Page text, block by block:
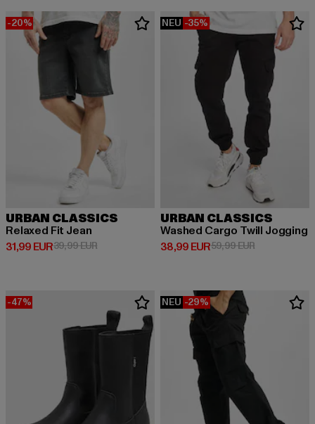
-20%
URBAN CLASSICS
Relaxed Fit Jean
31,99 EUR
Derzeitiger Preis: 31,99 EUR
39,99 EURAktionspreis: 39,99 EUR
NEU -35%
URBAN CLASSICS
Washed Cargo Twill Jogging
38,99 EUR
Derzeitiger Preis: 38,99 EUR
59,99 EURAktionspreis:
-47% NEU -29%